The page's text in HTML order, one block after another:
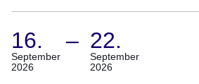
16.
September
2026
– 22.
September
2026
(Termin:
16.